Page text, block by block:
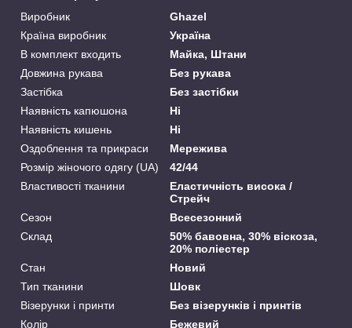
Виробник
Ghazel
Країна виробник
Україна
В комплект входить
Майка, Штани
Довжина рукава
Без рукава
Застібка
Без застібки
Наявність капюшона
Ні
Наявність кишень
Ні
Оздоблення та прикраси
Мережива
Розмір жіночого одягу (UA)
42/44
Властивості тканини
Еластичність висока /
Стрейч
Сезон
Всесезонний
Склад
50% бавовна, 30% віскоза,
20% поліестер
Стан
Новий
Тип тканини
Шовк
Візерунки і принти
Без візерунків і принтів
Колір
Бежевий